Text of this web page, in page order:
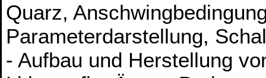
Quarz,
Parameterdarstellung,
- Aufbau und Herstellung